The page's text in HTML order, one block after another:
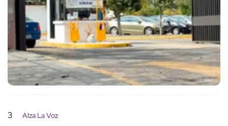
3 Alza La Voz